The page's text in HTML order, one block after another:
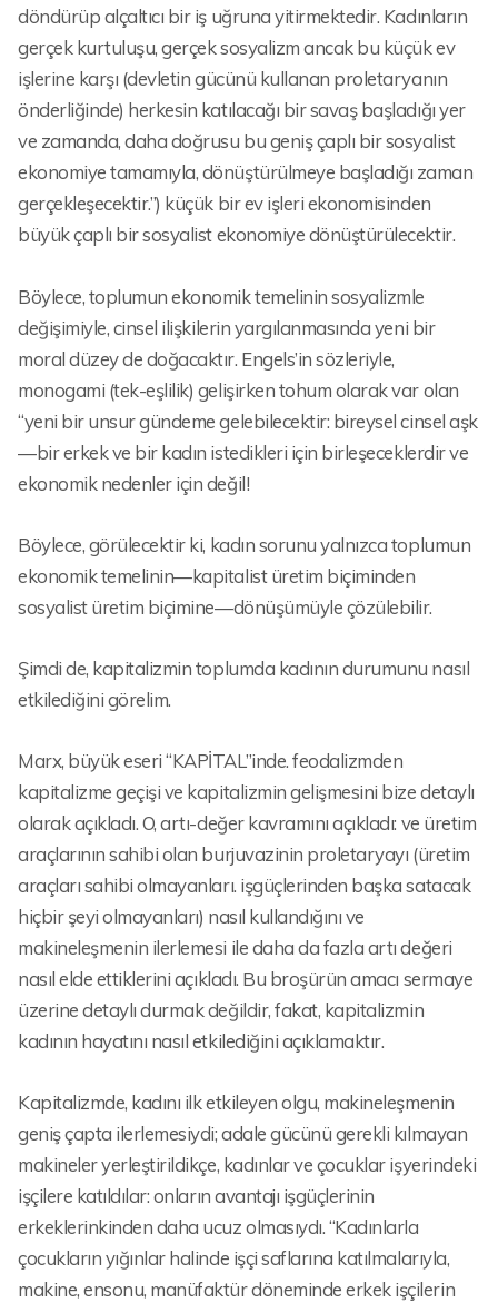
döndürüp alçaltıcı bir iş uğruna yitirmektedir. Kadınların
gerçek kurtuluşu, gerçek sosyalizm ancak bu küçük ev
işlerine karşı (devletin gücünü kullanan proletaryanın
önderliğinde) herkesin katılacağı bir savaş başladığı yer
ve zamanda, daha doğrusu bu geniş çaplı bir sosyalist
ekonomiye tamamıyla, dönüştürülmeye başladığı zaman
gerçekleşecektir.”) küçük bir ev işleri ekonomisinden
büyük çaplı bir sosyalist ekonomiye dönüştürülecektir.
Böylece, toplumun ekonomik temelinin sosyalizmle
değişimiyle, cinsel ilişkilerin yargılanmasında yeni bir
moral düzey de doğacaktır. Engels’in sözleriyle,
monogami (tek-eşlilik) gelişirken tohum olarak var olan
“yeni bir unsur gündeme gelebilecektir: bireysel cinsel aşk
—bir erkek ve bir kadın istedikleri için birleşeceklerdir ve
ekonomik nedenler için değil!
Böylece, görülecektir ki, kadın sorunu yalnızca toplumun
ekonomik temelinin—kapitalist üretim biçiminden
sosyalist üretim biçimine—dönüşümüyle çözülebilir.
Şimdi de, kapitalizmin toplumda kadının durumunu nasıl
etkilediğini görelim.
Marx, büyük eseri “KAPİTAL”inde. feodalizmden
kapitalizme geçişi ve kapitalizmin gelişmesini bize detaylı
olarak açıkladı. O, artı-değer kavramını açıkladı: ve üretim
araçlarının sahibi olan burjuvazinin proletaryayı (üretim
araçları sahibi olmayanları. işgüçlerinden başka satacak
hiçbir şeyi olmayanları) nasıl kullandığını ve
makineleşmenin ilerlemesi ile daha da fazla artı değeri
nasıl elde ettiklerini açıkladı. Bu broşürün amacı sermaye
üzerine detaylı durmak değildir, fakat, kapitalizmin
kadının hayatını nasıl etkilediğini açıklamaktır.
Kapitalizmde, kadını ilk etkileyen olgu, makineleşmenin
geniş çapta ilerlemesiydi; adale gücünü gerekli kılmayan
makineler yerleştirildikçe, kadınlar ve çocuklar işyerindeki
işçilere katıldılar: onların avantajı işgüçlerinin
erkeklerinkinden daha ucuz olmasıydı. “Kadınlarla
çocukların yığınlar halinde işçi saflarına katılmalarıyla,
makine, ensonu, manüfaktür döneminde erkek işçilerin